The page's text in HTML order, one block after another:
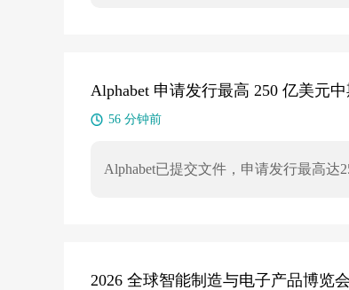
Alphabet 申请发行最高 250 亿美元
56 分钟前
Alphabet已提交文件，申请发行最高达
2026 全球智能制造与电子产品博览